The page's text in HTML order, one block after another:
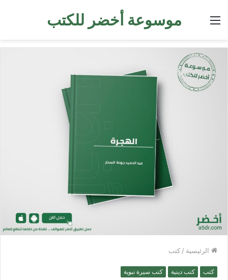
موسوعة أخضر للكتب القائمة
الرئيسية / كتب
كتب كتب دينية كتب سيرة نبوية